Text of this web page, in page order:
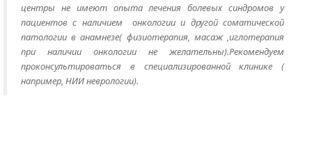
центры не имеют опыта лечения болевых синдромов у
пациентов с наличием онкологии и другой соматической
патологии в анамнезе( физиотерапия, масаж ,иглотерапия
при наличии онкологии не желательны).Рекомендуем
проконсультироваться в специализированной клинике (
например, НИИ неврологии).